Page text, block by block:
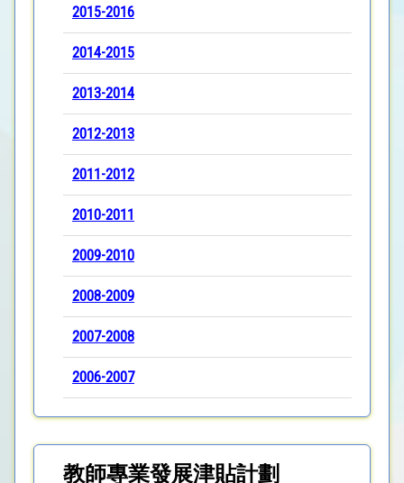
2015-2016
2014-2015
2013-2014
2012-2013
2011-2012
2010-2011
2009-2010
2008-2009
2007-2008
2006-2007
教師專業發展津貼計劃